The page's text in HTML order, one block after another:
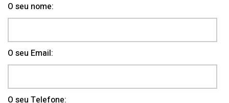
O seu nome:
O seu Email:
O seu Telefone: